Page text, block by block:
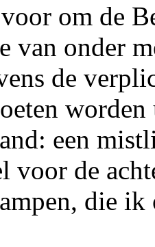
om de
van onder
de
een
voor de
die ik